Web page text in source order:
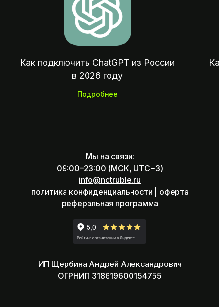
Как подключить ChatGPT из России
в 2026 году
Подробнее
Мы на связи:
09:00–23:00 (МСК, UTC+3)
info@notruble.ru
политика конфиденциальности |
оферта
реферальная программа
ИП Щербина Андрей Александрович
ОГРНИП 318619600154755
Оплата зарубежных сервисов,
покупок и отелей из России